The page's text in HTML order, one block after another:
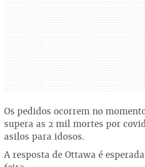
Os pedidos ocorrem no
supera as 2 mil mortes por
asilos para idosos.
A resposta de Ottawa é